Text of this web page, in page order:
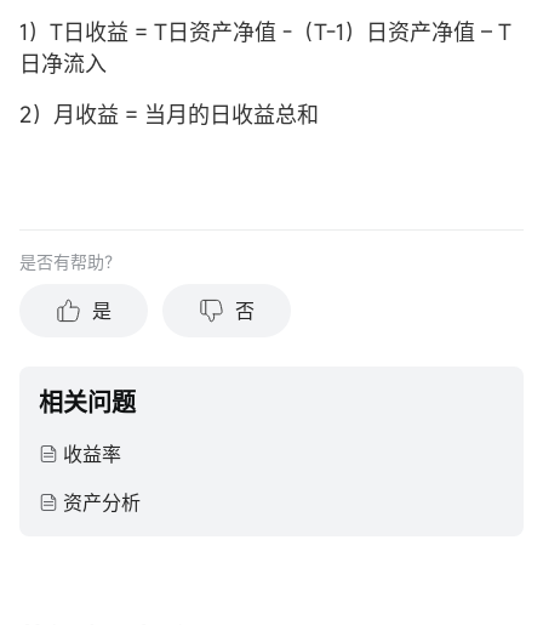
1）T日收益 = T日资产净值 -（T-1）日资产净值 – T
日净流入
2）月收益 = 当月的日收益总和
是否有帮助？
是 否
相关问题
收益率
资产分析